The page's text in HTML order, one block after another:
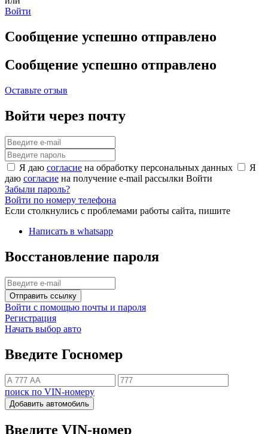
Войти
Сообщение успешно отправлено
Сообщение успешно отправлено
Оставьте отзыв
Войти через почту
Я даю согласие на обработку персональных данных
Я
даю согласие на получение e-mail рассылки Войти
Забыли пароль?
Войти по номеру телефона
Если столкнулись с проблемами работы сайта, пишите
Написать в whatsapp
Восстановление пароля
Отправить ссылку
Войти с помощью почты и пароля
Регистрация
Начать выбор авто
Введите Госномер
поиск по VIN-номеру
Добавить автомобиль
Введите VIN-номер